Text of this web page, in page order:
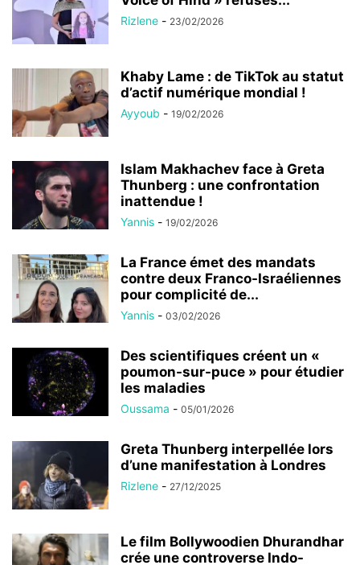
Rizlene - 23/02/2026
Khaby Lame : de TikTok au statut
d’actif numérique mondial !
Ayyoub - 19/02/2026
Islam Makhachev face à Greta
Thunberg : une confrontation
inattendue !
Yannis - 19/02/2026
La France émet des mandats
contre deux Franco-Israéliennes
pour complicité de...
Yannis - 03/02/2026
Des scientifiques créent un «
poumon-sur-puce » pour étudier
les maladies
Oussama - 05/01/2026
Greta Thunberg interpellée lors
d’une manifestation à Londres
Rizlene - 27/12/2025
Le film Bollywoodien Dhurandhar
crée une controverse Indo-